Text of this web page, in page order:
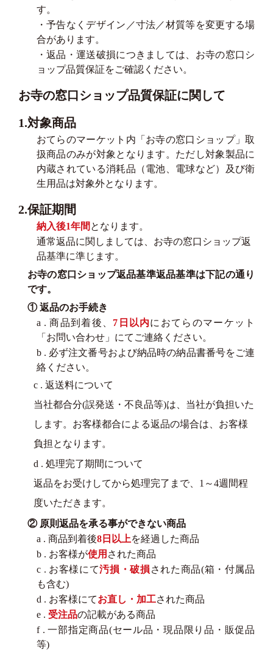
す。
・予告なくデザイン／寸法／材質等を変更する場
合があります。
・返品・運送破損につきましては、お寺の窓口シ
ョップ品質保証をご確認ください。
お寺の窓口ショップ品質保証に関して
1.対象商品
おてらのマーケット内「お寺の窓口ショップ」取
扱商品のみが対象となります。ただし対象製品に
内蔵されている消耗品（電池、電球など）及び衛
生用品は対象外となります。
2.保証期間
納入後1年間 となります。
通常返品に関しましては、お寺の窓口ショップ返
品基準に準じます。
お寺の窓口ショップ返品基準返品基準は下記の通り
です。
① 返品のお手続き
a . 商品到着後、 7日以内におてらのマーケット
「お問い合わせ」にてご連絡ください。
b . 必ず注文番号および納品時の納品書番号をご連
絡ください。
c . 返送料について
当社都合分(誤発送・不良品等)は、当社が負担いた
します。お客様都合による返品の場合は、お客様
負担となります。
d . 処理完了期間について
返品をお受けしてから処理完了まで、1～4週間程
度いただきます。
② 原則返品を承る事ができない商品
a . 商品到着後8日以上を経過した商品
b . お客様が使用 された商品
c . お客様にて汚損・破損 された商品(箱・付属品
も含む)
d . お客様にてお直し・加工された商品
e . 受注品の記載がある商品
f . 一部指定商品(セール品・現品限り品・販促品
等)